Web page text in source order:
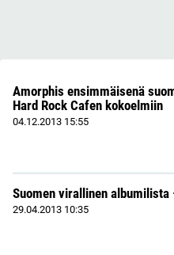
Amorphis ensimmäisenä
Hard Rock Cafen kokoelmiin
04.12.2013 15:55
Suomen virallinen
29.04.2013 10:35